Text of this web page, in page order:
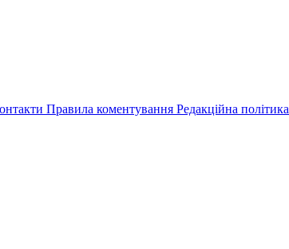
Правила коментування Редакційна політика